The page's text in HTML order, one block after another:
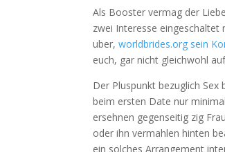
Als Booster vermag der
zwei Interesse eingeschaltet
uber,worldbrides.org sein
euch, gar nicht gleichwohl
Der Pluspunkt bezuglich
beim ersten Date nur
ersehnen gegenseitig zig
oder ihn vermahlen hinten
ein solches Arrangement